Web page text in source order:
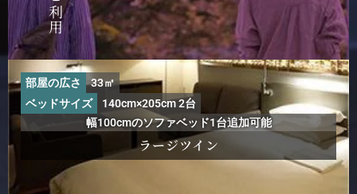
部屋の広さ
33㎡
ベッドサイズ
140cm×205cm 2台
幅100cmのソファベッド1台追加可能
ラージツイン